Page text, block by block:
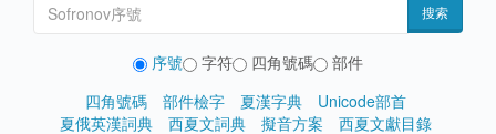
搜索
序號 字符 四角號碼
部件
四角號碼
部件檢字 夏漢字典
Unicode部首
夏俄英漢詞典
西夏文詞典 擬音方案 西夏文獻目錄